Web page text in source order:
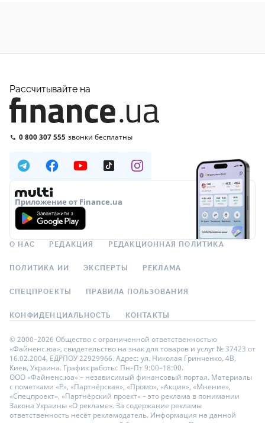
Рассчитывайте на
0 800 307 555 звонки бесплатны
Приложение от Finance.ua
О НАС РЕДАКЦИЯ РЕДАКЦИОННАЯ ПОЛИТИКА
ПОЛИТИКА ИИ ЭКСПЕРТЫ РЕКЛАМА
СПЕЦПРОЕКТЫ ПРАВИЛА ПОЛЬЗОВАНИЯ
КОНФИДЕНЦИАЛЬНОСТЬ КОНТАКТЫ
© 2000–2026 Общество с ограниченной ответственностью
«Файненс.юа», свидетельство на знак для товаров и услуг № 37423 от
16.02.2004, ЕДРПОУ 22929966. Адрес: ул. Николая Гринченко, 4В,
Киев, Украина. График работы: Пн–Пт 9:00–18:00.
ООО «Файненс.юа» – независимый финансовый портал. Материалы
с пометками «Р», «Партнёрская», «Промо», «Акция», «Мнение»,
«Спецпроект», «Партнёрский проект» – это реклама в понимании
Закона Украины «О рекламе». За содержание рекламы
ответственность несёт рекламодатель. Информация на данной